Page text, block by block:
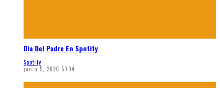
Dia Del Padre En Spotify
Spotify
junio 5, 2020 5704